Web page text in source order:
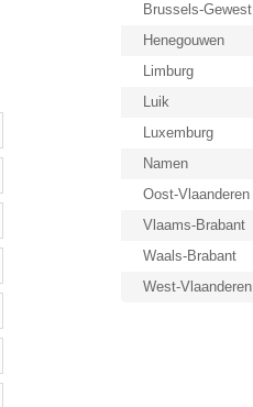
Brussels-Gewest
Henegouwen
Limburg
Luik
Luxemburg
Namen
Oost-Vlaanderen
Vlaams-Brabant
Waals-Brabant
West-Vlaanderen